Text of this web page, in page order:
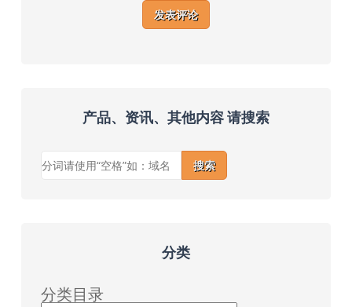
产品、资讯、其他内容 请搜索
搜索
分类
分类目录